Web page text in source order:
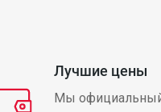
Лучшие цены
Мы официальный